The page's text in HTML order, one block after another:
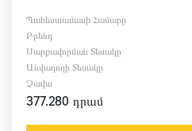
Պահեստամասի Համարը
Բրենդ
Սարքավորման Տեսակը
Անվադողի Տեսակը
Չափս
377.280 դրամ